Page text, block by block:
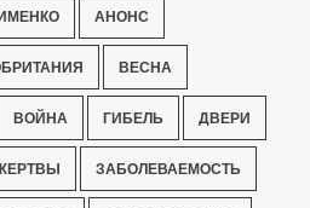
АНОНС
ВЕСНА
ВОЙНА ГИБЕЛЬ ДВЕРИ
ЗАБОЛЕВАЕМОСТЬ